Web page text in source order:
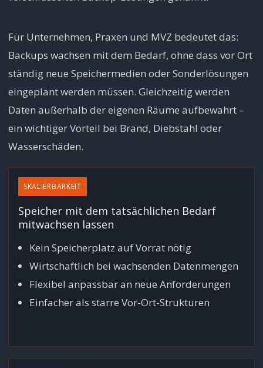
Für Unternehmen, Praxen und MVZ bedeutet das:
Backups wachsen mit dem Bedarf, ohne dass vor Ort
ständig neue Speichermedien oder Sonderlösungen
eingeplant werden müssen. Gleichzeitig werden
Daten außerhalb der eigenen Räume aufbewahrt –
ein wichtiger Vorteil bei Brand, Diebstahl oder
Wasserschäden.
SKALIERBARKEIT
Speicher mit dem tatsächlichen Bedarf
mitwachsen lassen
Kein Speicherplatz auf Vorrat nötig
Wirtschaftlich bei wachsenden Datenmengen
Flexibel anpassbar an neue Anforderungen
Einfacher als starre Vor-Ort-Strukturen